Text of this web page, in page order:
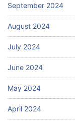
September 2024
August 2024
July 2024
June 2024
May 2024
April 2024